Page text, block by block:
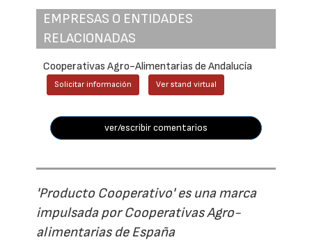
EMPRESAS O ENTIDADES
RELACIONADAS
Cooperativas Agro-Alimentarias de Andalucía
Solicitar información Ver stand virtual
ver/escribir comentarios
'Producto Cooperativo' es una marca
impulsada por Cooperativas Agro-
alimentarias de España